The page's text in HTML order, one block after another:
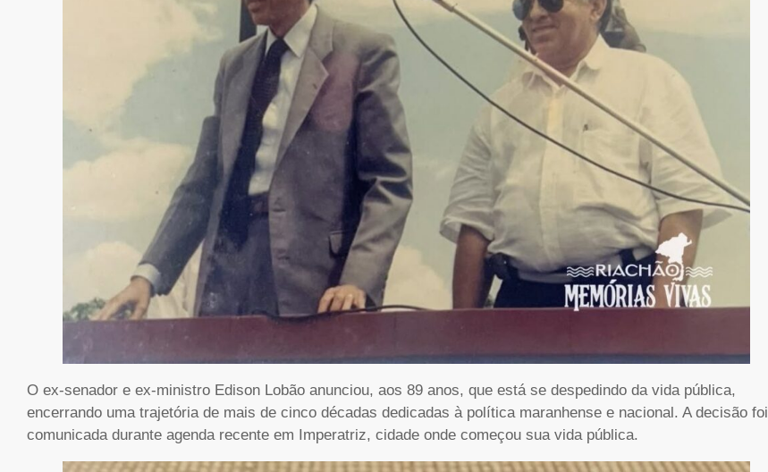
O ex-senador e ex-ministro Edison Lobão anunciou, aos 89 anos, que está se despedindo da vida pública,
encerrando uma trajetória de mais de cinco décadas dedicadas à política maranhense e nacional. A decisão foi
comunicada durante agenda recente em Imperatriz, cidade onde começou sua vida pública.